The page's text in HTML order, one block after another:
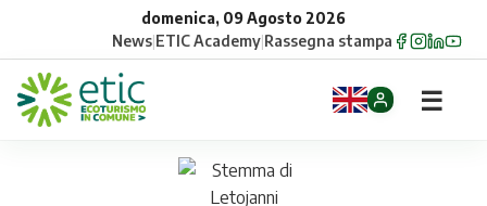
domenica, 09 Agosto 2026
News|ETIC Academy|Rassegna stampa
☰